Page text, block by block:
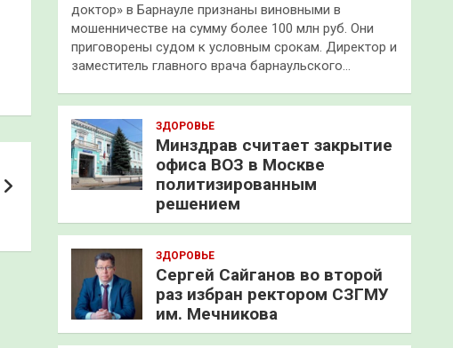
доктор» в Барнауле признаны виновными в
мошенничестве на сумму более 100 млн руб. Они
приговорены судом к условным срокам. Директор и
заместитель главного врача барнаульского…
ЗДОРОВЬЕ
Минздрав считает закрытие
офиса ВОЗ в Москве
политизированным
решением
ЗДОРОВЬЕ
Сергей Сайганов во второй
раз избран ректором СЗГМУ
им. Мечникова